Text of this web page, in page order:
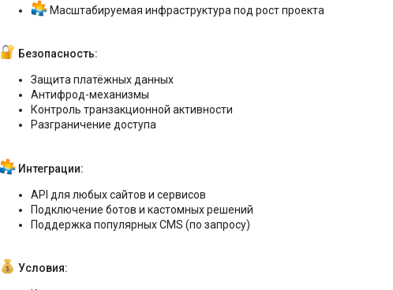
Масштабируемая инфраструктура под рост проекта
Безопасность:
Защита платёжных данных
Антифрод-механизмы
Контроль транзакционной активности
Разграничение доступа
Интеграции:
API для любых сайтов и сервисов
Подключение ботов и кастомных решений
Поддержка популярных CMS (по запросу)
Условия: